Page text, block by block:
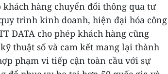
hàng chuyển đổi thông qua tư
trình kinh doanh, hiện đại hóa công
DATA cho phép khách hàng cũng
thuật số và cam kết mang lại thành
phạm vi tiếp cận toàn cầu với sự